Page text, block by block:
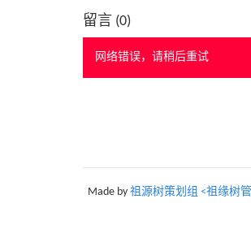
留言 (0)
网络错误，请稍后重试
Made by 祖源树策划组 <祖缘树